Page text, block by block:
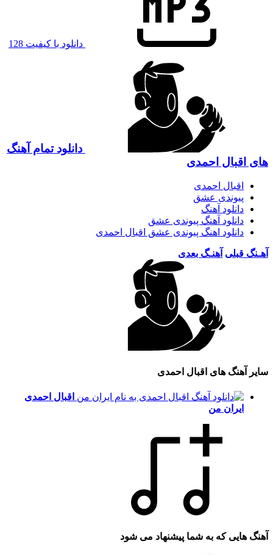
دانلود با کیفیت 128
دانلود تمام آهنگ
های اقبال احمدی
اقبال احمدی
پیوندی عشق
دانلود آهنگ
دانلود آهنگ پیوندی عشق
دانلود اهنگ پیوندی عشق اقبال احمدی
آهـنگ قبلی آهنـگ بعدی
سایر آهنگ های اقبال احمدی
اقبال احمدی
ایران من
آهنگ هایی که به شما پیشنهاد می شود